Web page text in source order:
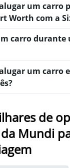
um carro
Worth com a
carro durante
um carro
de
Mundi